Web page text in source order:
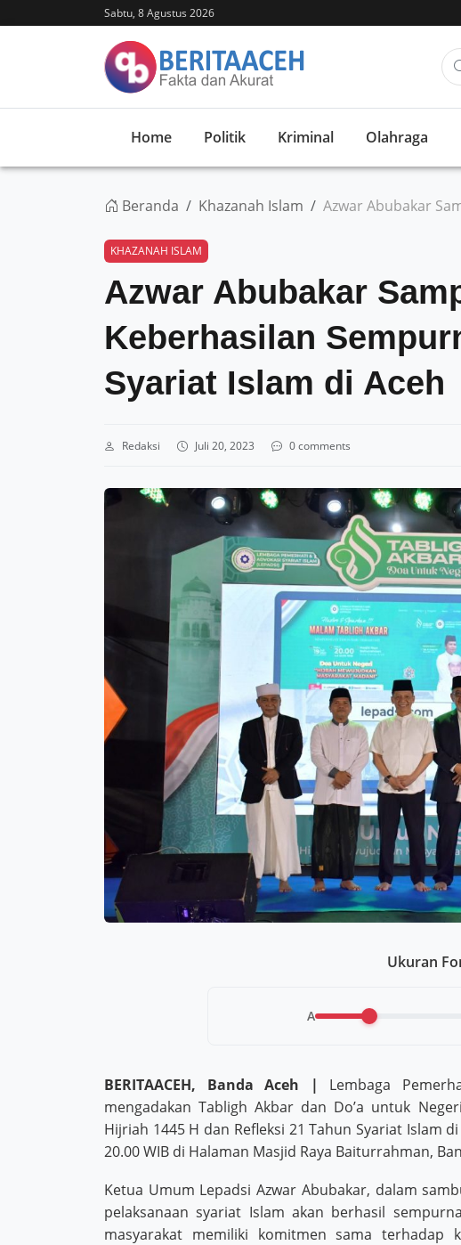
Sabtu, 8 Agustus 2026
Home Politik Kriminal Olahraga
Beranda Khazanah Islam Azwar Abubakar
KHAZANAH ISLAM
Azwar Abubakar
Keberhasilan
Syariat Islam di Aceh
Redaksi Juli 20, 2023 0 comments
Ukuran
A
BERITAACEH, Banda Aceh |
Lembaga
mengadakan Tabligh Akbar dan Do’a untuk
Hijriah 1445 H dan Refleksi 21 Tahun Syariat Islam
20.00 WIB di Halaman Masjid Raya Baiturrahman,
Ketua Umum Lepadsi Azwar Abubakar, dalam
pelaksanaan syariat Islam akan berhasil
masyarakat memiliki komitmen sama terhadap